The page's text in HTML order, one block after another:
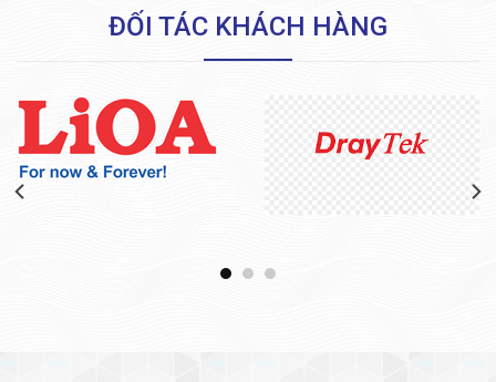
ĐỐI TÁC KHÁCH HÀNG